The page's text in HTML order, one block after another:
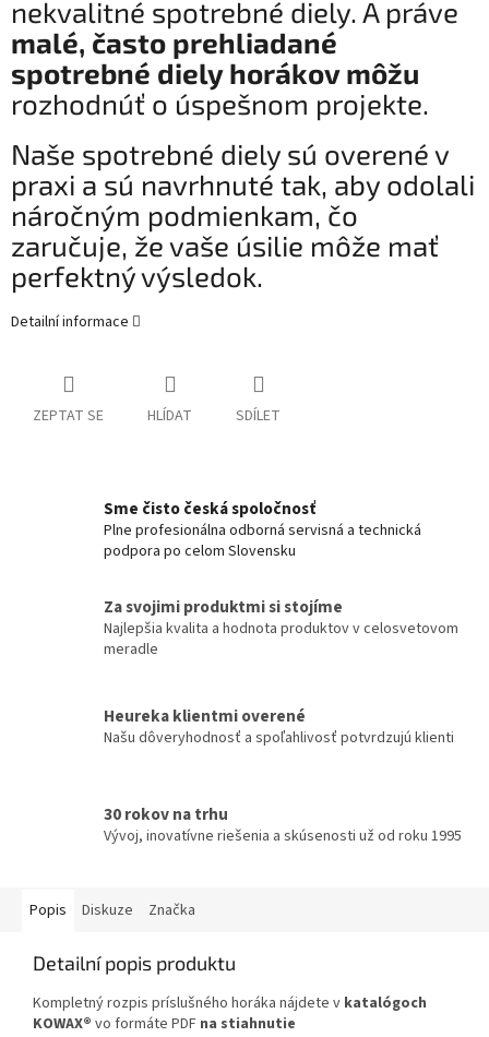
nekvalitné spotrebné diely. A práve
malé, často prehliadané
spotrebné diely horákov môžu
rozhodnúť o úspešnom projekte.
Naše spotrebné diely sú overené v
praxi a sú navrhnuté tak, aby odolali
náročným podmienkam, čo
zaručuje, že vaše úsilie môže mať
perfektný výsledok.
Detailní informace
ZEPTAT SE HLÍDAT SDÍLET
Sme čisto česká spoločnosť
Plne profesionálna odborná servisná a technická
podpora po celom Slovensku
Za svojimi produktmi si stojíme
Najlepšia kvalita a hodnota produktov v celosvetovom
meradle
Heureka klientmi overené
Našu dôveryhodnosť a spoľahlivosť potvrdzujú klienti
30 rokov na trhu
Vývoj, inovatívne riešenia a skúsenosti už od roku 1995
Popis Diskuze Značka
Detailní popis produktu
Kompletný rozpis príslušného horáka nájdete v katalógoch
KOWAX® vo formáte PDF na stiahnutie